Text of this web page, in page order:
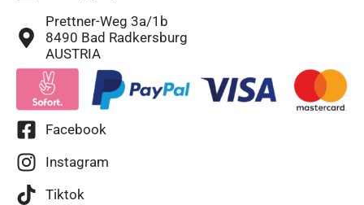
Prettner-Weg 3a/1b
8490 Bad Radkersburg
AUSTRIA
Facebook
Instagram
Tiktok